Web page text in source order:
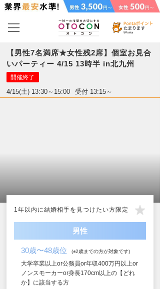
【男性7名満席★女性残2席】個室お見合
いパーティー 4/15 13時半 in北九州
開催終了
4/15(土) 13:30～15:00 受付 13:15～
1年以内に結婚相手を見つけたい方限定
男性
30歳〜48歳位 (±2歳までの方が対象です)
大学卒業以上or公務員or年収400万円以上or
ノンスモーカーor身長170cm以上の【どれ
か】に該当する方